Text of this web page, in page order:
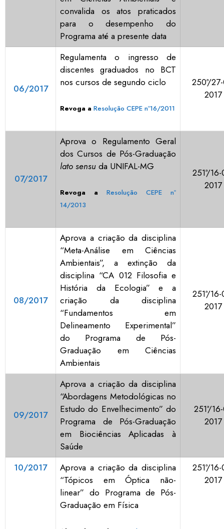
convalida os atos praticados
para o desempenho do
Programa até a presente data
06/2017
Regulamenta o ingresso de
discentes graduados no BCT
nos cursos de segundo ciclo
Revoga a Resolução CEPE nº16/2011
250ª/
2017
07/2017
Aprova o Regulamento Geral
dos Cursos de Pós-Graduação
lato sensu da UNIFAL-MG
Revoga a Resolução CEPE nº
14/2013
251ª/
2017
08/2017
Aprova a criação da disciplina
“Meta-Análise em Ciências
Ambientais”, a extinção da
disciplina “CA 012 Filosofia e
História da Ecologia” e a
criação da disciplina
“Fundamentos em
Delineamento Experimental”
do Programa de Pós-
Graduação em Ciências
Ambientais
251ª/
2017
09/2017
Aprova a criação da disciplina
“Abordagens Metodológicas no
Estudo do Envelhecimento” do
Programa de Pós-Graduação
em Biociências Aplicadas à
Saúde
251ª/
2017
10/2017
Aprova a criação da disciplina
“Tópicos em Óptica não-
linear” do Programa de Pós-
Graduação em Física
251ª/
2017